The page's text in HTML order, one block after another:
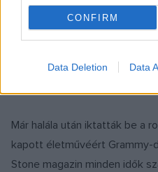
CONFIRM
Data Deletion Data
elnök Václav Havel nagy
1991-ben, halála előtt két
prosztatarák 1993.
Már halála után iktatták be a
kapott életművéért Grammy-
Stone magazin minden idők